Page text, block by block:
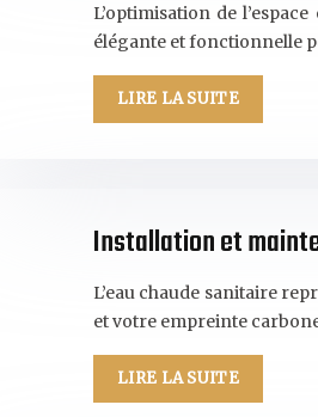
L’optimisation de
élégante et fonctionnelle
LIRE LA SUITE
Installation et
L’eau chaude sanitaire
et votre empreinte
LIRE LA SUITE